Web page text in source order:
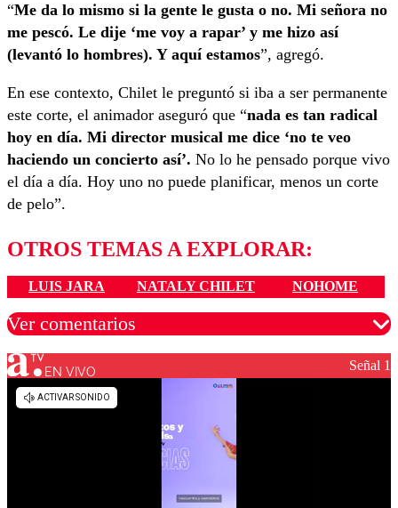
“Me da lo mismo si la gente le gusta o no. Mi señora no
me pescó. Le dije ‘me voy a rapar’ y me hizo así
(levantó lo hombres). Y aquí estamos”, agregó.
En ese contexto, Chilet le preguntó si iba a ser permanente
este corte, el animador aseguró que “nada es tan radical
hoy en día. Mi director musical me dice ‘no te veo
haciendo un concierto así’. No lo he pensado porque vivo
el día a día. Hoy uno no puede planificar, menos un corte
de pelo”.
OTROS TEMAS A EXPLORAR:
LUIS JARA NATALY CHILET NOHOME
Ver comentarios
Los comentarios son moderados para garantizar un
EN VIVO Señal 1